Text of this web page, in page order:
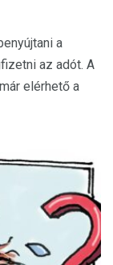
a
az adót. A
elérhető a